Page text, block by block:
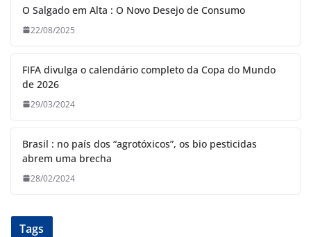
O Salgado em Alta : O Novo Desejo de Consumo
22/08/2025
FIFA divulga o calendário completo da Copa do Mundo
de 2026
29/03/2024
Brasil : no país dos “agrotóxicos”, os bio pesticidas
abrem uma brecha
28/02/2024
Tags